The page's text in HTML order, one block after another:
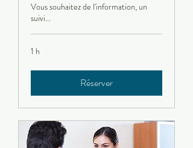
Vous souhaitez de l'information, un
suivi...
1 h
Réserver